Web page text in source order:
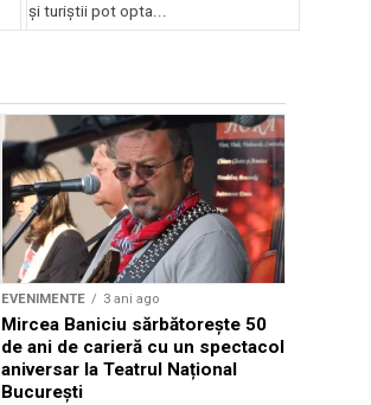
și turiștii pot opta...
EVENIMENTE 3 ani ago
Mircea Baniciu sărbătorește 50
de ani de carieră cu un spectacol
aniversar la Teatrul Național
București